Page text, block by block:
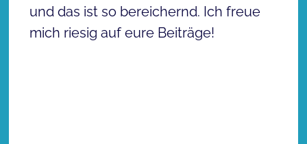
und das ist so bereichernd. Ich freue
mich riesig auf eure Beiträge!